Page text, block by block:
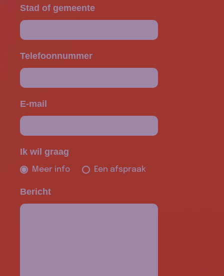
Stad of gemeente
Telefoonnummer
E-mail
Meer info Een afspraak
Ik wil graag
Bericht